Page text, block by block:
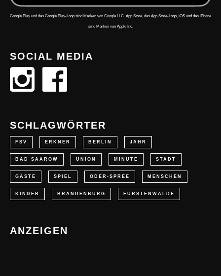
Google Play und das Google Play-Logo sind Marken von Google LLC. App Store, das App Store-Logo, iOS und das iPhone
sind Marken von Apple Inc.
SOCIAL MEDIA
SCHLAGWÖRTER
FSV ERKNER BERLIN JAHR
BAD SAAROW UNION MINUTE STADT
GÄSTE SPIEL ODER-SPREE MENSCHEN
KINDER BRANDENBURG FÜRSTENWALDE
ANZEIGEN